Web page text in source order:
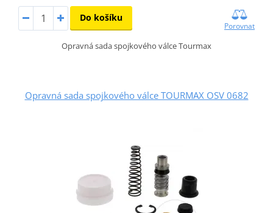
Do košíku
Porovnat
Opravná sada spojkového válce Tourmax
Opravná sada spojkového válce TOURMAX OSV 0682